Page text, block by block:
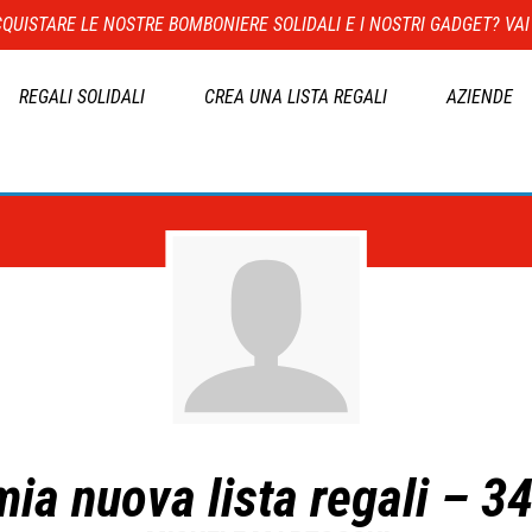
LE NOSTRE BOMBONIERE SOLIDALI E I NOSTRI GADGET?
REGALI SOLIDALI CREA UNA LISTA REGALI AZIENDE
nuova lista regali –